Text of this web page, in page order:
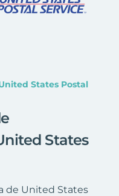
States Postal
States
de United States